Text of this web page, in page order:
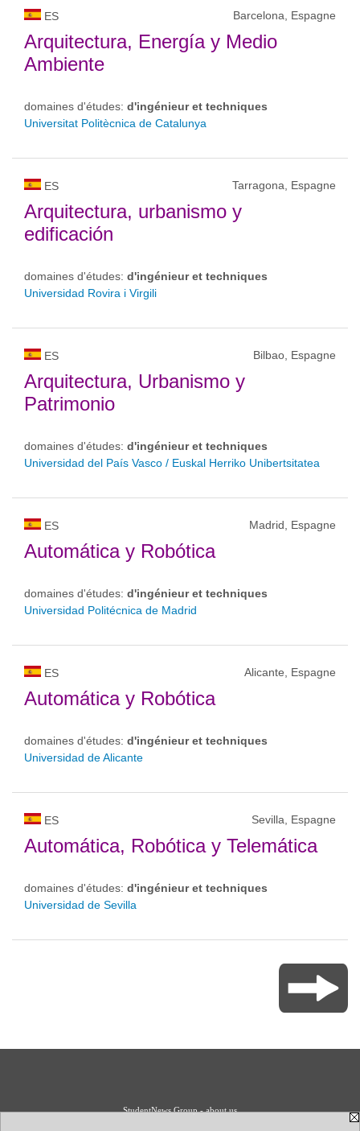
ES Barcelona, Espagne
Arquitectura, Energía y Medio
Ambiente
domaines d'études: d'ingénieur et techniques
Universitat Politècnica de Catalunya
ES Tarragona, Espagne
Arquitectura, urbanismo y
edificación
domaines d'études: d'ingénieur et techniques
Universidad Rovira i Virgili
ES Bilbao, Espagne
Arquitectura, Urbanismo y
Patrimonio
domaines d'études: d'ingénieur et techniques
Universidad del País Vasco / Euskal Herriko Unibertsitatea
ES Madrid, Espagne
Automática y Robótica
domaines d'études: d'ingénieur et techniques
Universidad Politécnica de Madrid
ES Alicante, Espagne
Automática y Robótica
domaines d'études: d'ingénieur et techniques
Universidad de Alicante
ES Sevilla, Espagne
Automática, Robótica y Telemática
domaines d'études: d'ingénieur et techniques
Universidad de Sevilla
StudentNews Group - about us